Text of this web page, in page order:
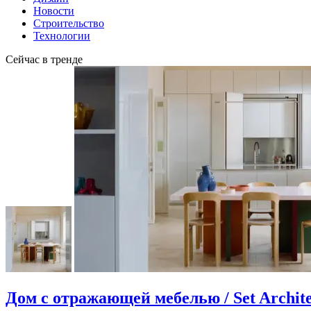
Новости
Строительство
Технологии
Сейчас в тренде
Дом с отражающей мебелью / Set